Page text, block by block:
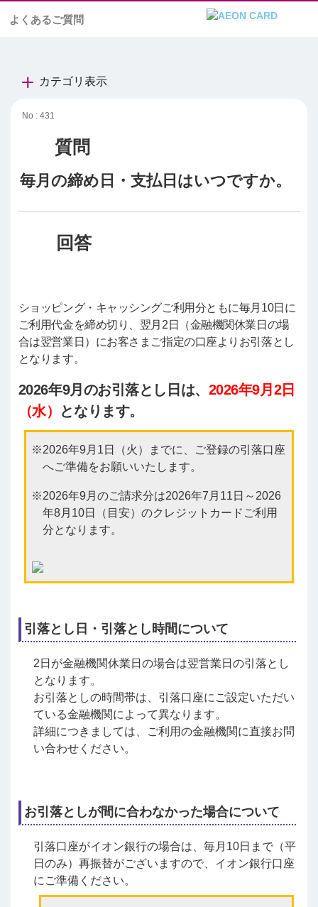
よくあるご質問
カテゴリ表示
No : 431
毎月の締め日・支払日はいつですか。
ショッピング・キャッシングご利用分ともに毎月10日に
ご利用代金を締め切り、翌月2日（金融機関休業日の場
合は翌営業日）にお客さまご指定の口座よりお引落とし
となります。
2026年9月のお引落とし日は、 2026年9月2日
（水）
となります。
2026年9月1日（火）までに、ご登録の引落口座
へご準備をお願いいたします。
2026年9月のご請求分は2026年7月11日～2026
年8月10日（目安）のクレジットカードご利用
分となります。
引落とし日・引落とし時間について
2日が金融機関休業日の場合は翌営業日の引落とし
となります。
お引落としの時間帯は、引落口座にご設定いただい
ている金融機関によって異なります。
詳細につきましては、ご利用の金融機関に直接お問
い合わせください。
お引落としが間に合わなかった場合について
引落口座がイオン銀行の場合は、毎月10日まで（平
日のみ）再振替がございますので、イオン銀行口座
にご準備ください。